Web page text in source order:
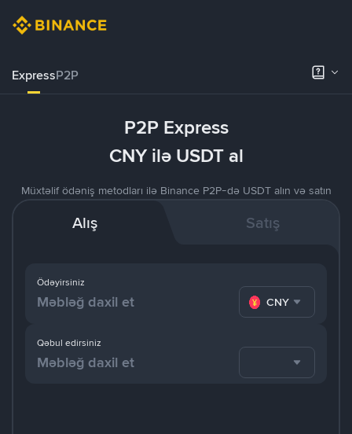
ExpressP2P
P2P Express
CNY ilə USDT al
Müxtəlif ödəniş metodları ilə Binance P2P-də USDT alın və satın
Alış Satış
Ödəyirsiniz
CNY
Qəbul edirsiniz